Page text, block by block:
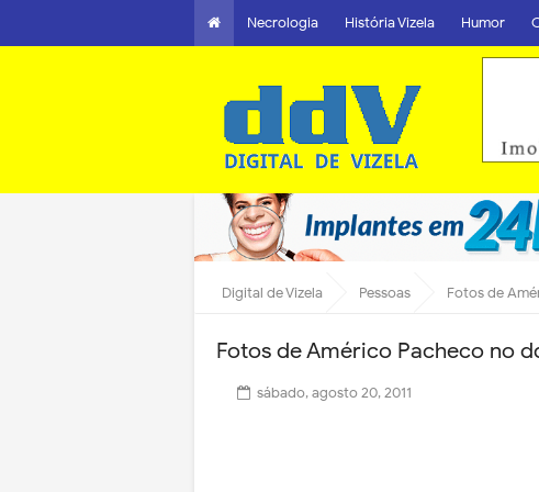
Necrologia História Vizela Humor
Digital de Vizela Pessoas Fotos de
Fotos de Américo Pacheco no
sábado, agosto 20, 2011